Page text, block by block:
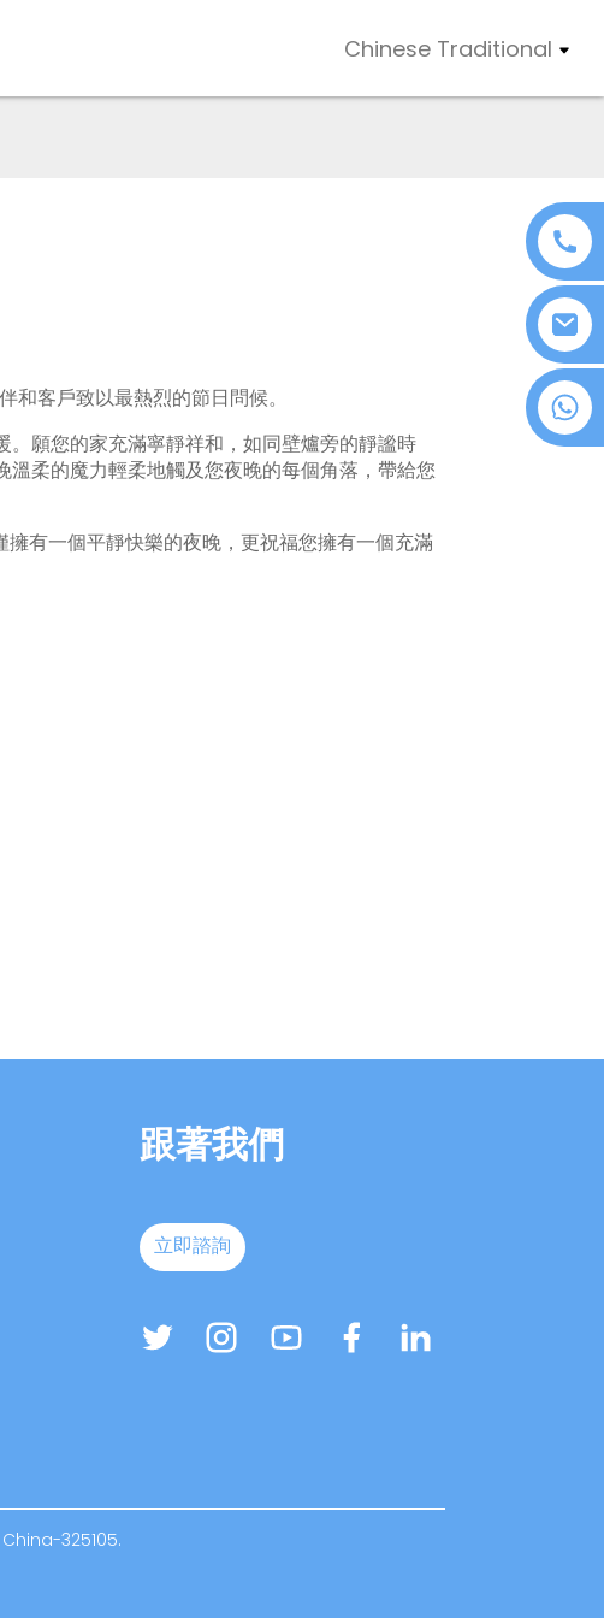
Chinese Traditional
客戶致以最熱烈的節日問候。
願您的家充滿寧靜祥和，如同壁爐旁的靜謐時
柔的魔力輕柔地觸及您夜晚的每個角落，帶給您
有一個平靜快樂的夜晚，更祝福您擁有一個充滿
跟著我們
立即諮詢
325105.